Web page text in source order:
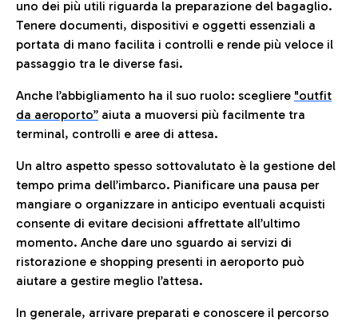
uno dei più utili riguarda la preparazione del bagaglio.
Tenere documenti, dispositivi e oggetti essenziali a
portata di mano facilita i controlli e rende più veloce il
passaggio tra le diverse fasi.
Anche l’abbigliamento ha il suo ruolo: scegliere "outfit
da aeroporto” aiuta a muoversi più facilmente tra
terminal, controlli e aree di attesa.
Un altro aspetto spesso sottovalutato è la gestione del
tempo prima dell’imbarco. Pianificare una pausa per
mangiare o organizzare in anticipo eventuali acquisti
consente di evitare decisioni affrettate all’ultimo
momento. Anche dare uno sguardo ai servizi di
ristorazione e shopping presenti in aeroporto può
aiutare a gestire meglio l’attesa.
In generale, arrivare preparati e conoscere il percorso